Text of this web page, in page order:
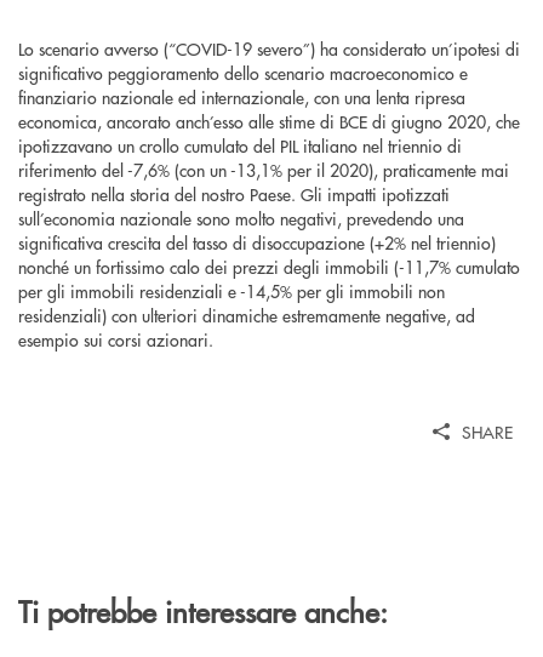
Lo scenario avverso (“COVID-19 severo”) ha considerato un’ipotesi di
significativo peggioramento dello scenario macroeconomico e
finanziario nazionale ed internazionale, con una lenta ripresa
economica, ancorato anch’esso alle stime di BCE di giugno 2020, che
ipotizzavano un crollo cumulato del PIL italiano nel triennio di
riferimento del -7,6% (con un -13,1% per il 2020), praticamente mai
registrato nella storia del nostro Paese. Gli impatti ipotizzati
sull’economia nazionale sono molto negativi, prevedendo una
significativa crescita del tasso di disoccupazione (+2% nel triennio)
nonché un fortissimo calo dei prezzi degli immobili (-11,7% cumulato
per gli immobili residenziali e -14,5% per gli immobili non
residenziali) con ulteriori dinamiche estremamente negative, ad
esempio sui corsi azionari.
SHARE
Ti potrebbe interessare anche: